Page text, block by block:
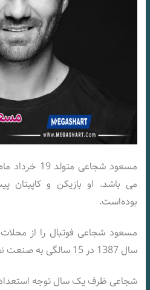
می باشد. او بازیکن و کاپیتان
بوده‌است.
مسعود شجاعی فوتبال را از
سال 1387 در 15 سالگی به صنعت نفت آبادان پیوست.
شجاعی ظرف یک سال توجه